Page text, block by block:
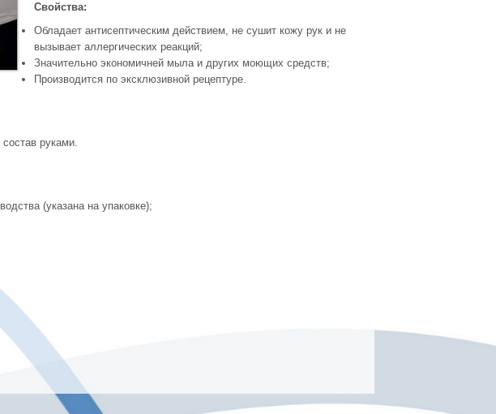
Свойства:
Обладает антисептическим действием, не сушит кожу рук и не
вызывает аллергических реакций;
Значительно экономичней мыла и других моющих средств;
Производится по эксклюзивной рецептуре.
руками.
(указана на упаковке);